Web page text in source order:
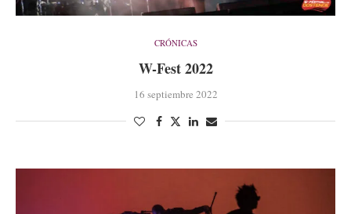
CRÓNICAS
W-Fest 2022
16 septiembre 2022